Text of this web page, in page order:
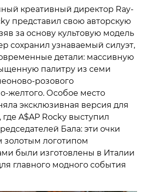
креативный директор Ray-
представил свою авторскую
за основу культовую модель
сохранил узнаваемый силуэт,
детали: массивную
палитру из семи
розового
желтого. Особое место
эксклюзивная версия для
где A$AP Rocky выступил
Бала: эти очки
золотым логотипом
были изготовлены в Италии
главного модного события